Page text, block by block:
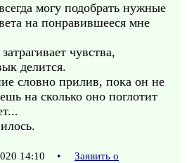
могу подобрать нужные
на понравившееся мне
чувства,
делится.
словно прилив, пока он не
на сколько оно поглотит
14:10 •
Заявить о